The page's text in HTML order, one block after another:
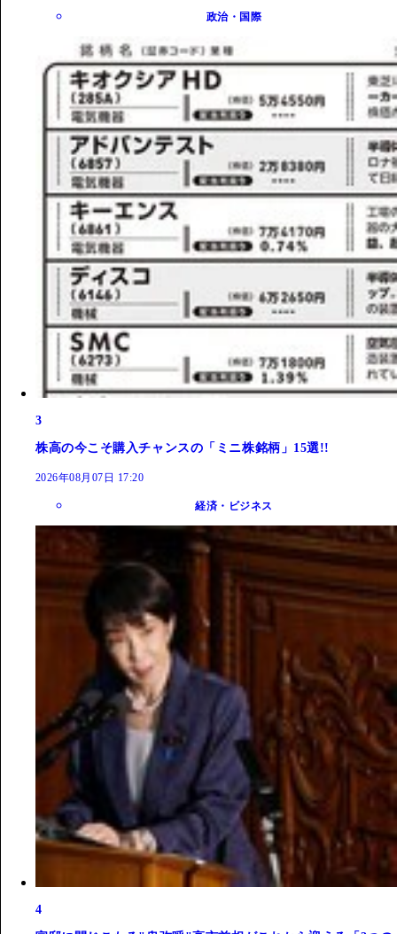
政治・国際
3
株高の今こそ購入チャンスの「ミニ株銘柄」15選!!
2026年08月07日 17:20
経済・ビジネス
4